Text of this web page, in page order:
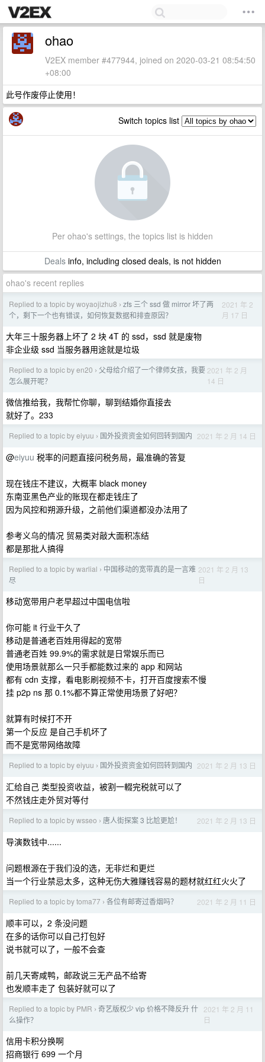
ohao
V2EX member #477944, joined on 2020-03-21 08:54:50
+08:00
此号作废停止使用！
Switch topics list
Per ohao's settings, the topics list is hidden
Dealsinfo, including closed deals, is not hidden
ohao's recent replies
Replied to a topic by woyaojizhu8 › zfs 三个 ssd 做 mirror 坏了两
个，剩下一个也有错误，如何恢复数据和排查原因？
2021 年 2
月 17 日
大年三十服务器上坏了 2 块 4T 的 ssd，ssd 就是废物
非企业级 ssd 当服务器用途就是垃圾
Replied to a topic by en20 › 父母给介绍了一个律师女孩，我要
怎么展开呢？
2021 年 2 月
14 日
微信推给我，我帮忙你聊，聊到结婚你直接去
就好了。233
Replied to a topic by eiyuu › 国外投资资金如何回转到国内 2021 年 2 月 14 日
@eiyuu 税率的问题直接问税务局，最准确的答复
现在钱庄不建议，大概率 black money
东南亚黑色产业的账现在都走钱庄了
因为风控和朔源升级，之前他们渠道都没办法用了
参考义乌的情况 贸易类对敲大面积冻结
都是那批人搞得
Replied to a topic by warlial › 中国移动的宽带真的是一言难
尽
2021 年 2 月 13
日
移动宽带用户老早超过中国电信啦
你可能 it 行业干久了
移动是普通老百姓用得起的宽带
普通老百姓 99.9%的需求就是日常娱乐而已
使用场景就那么一只手都能数过来的 app 和网站
都有 cdn 支撑，看电影刷视频不卡，打开百度搜索不慢
挂 p2p ns 那 0.1%都不算正常使用场景了好吧？
就算有时候打不开
第一个反应 是自己手机坏了
而不是宽带网络故障
Replied to a topic by eiyuu › 国外投资资金如何回转到国内 2021 年 2 月 13 日
汇给自己 类型投资收益，被割一輟完税就可以了
不然钱庄走外贸对等付
Replied to a topic by wsseo › 唐人街探案 3 比尬更尬！ 2021 年 2 月 13 日
导演数钱中......
问题根源在于我们没的选，无非烂和更烂
当一个行业禁忌太多，这种无伤大雅赚钱容易的题材就红红火火了
Replied to a topic by toma77 › 各位有邮寄过香烟吗？ 2021 年 2 月 11 日
顺丰可以，2 条没问题
在多的话你可以自己打包好
说书就可以了，一般不会查
前几天寄咸鸭，邮政说三无产品不给寄
也发顺丰走了 包装好就可以了
Replied to a topic by PMR › 奇艺版权少 vip 价格不降反升 什
么操作？
2021 年 2 月 11
日
信用卡积分换啊
招商银行 699 一个月